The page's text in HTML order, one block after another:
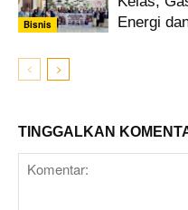
Bisnis
Energi
TINGGALKAN